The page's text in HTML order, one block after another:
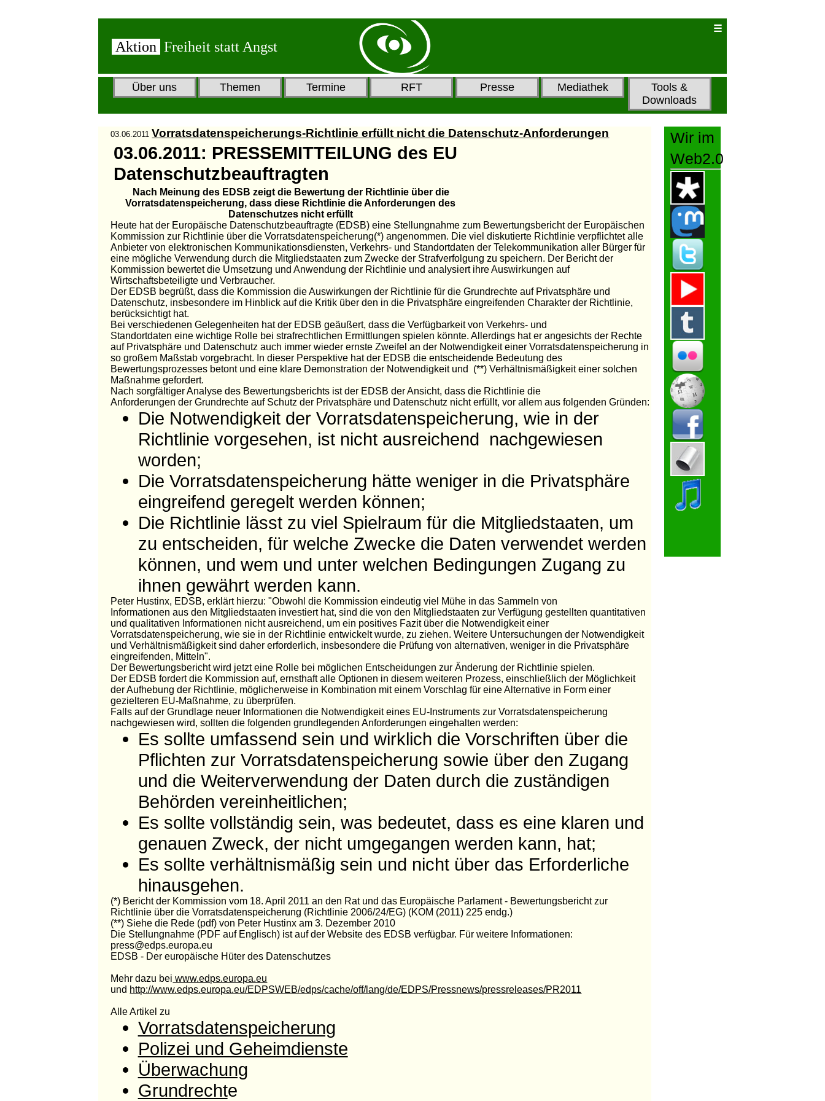
Aktion Freiheit statt Angst
Über uns Themen Termine RFT Presse Mediathek
Tools &
Downloads
03.06.2011 Vorratsdatenspeicherungs-Richtlinie erfüllt nicht die Datenschutz-Anforderungen
03.06.2011: PRESSEMITTEILUNG des EU
Datenschutzbeauftragten
Nach Meinung des EDSB zeigt die Bewertung der Richtlinie über die
Vorratsdatenspeicherung, dass diese Richtlinie die Anforderungen des
Datenschutzes nicht erfüllt
Heute hat der Europäische Datenschutzbeauftragte (EDSB) eine Stellungnahme zum Bewertungsbericht der Europäischen
Kommission zur Richtlinie über die Vorratsdatenspeicherung(*) angenommen. Die viel diskutierte Richtlinie verpflichtet alle
Anbieter von elektronischen Kommunikationsdiensten, Verkehrs- und Standortdaten der Telekommunikation aller Bürger für
eine mögliche Verwendung durch die Mitgliedstaaten zum Zwecke der Strafverfolgung zu speichern. Der Bericht der
Kommission bewertet die Umsetzung und Anwendung der Richtlinie und analysiert ihre Auswirkungen auf
Wirtschaftsbeteiligte und Verbraucher.
Der EDSB begrüßt, dass die Kommission die Auswirkungen der Richtlinie für die Grundrechte auf Privatsphäre und
Datenschutz, insbesondere im Hinblick auf die Kritik über den in die Privatsphäre eingreifenden Charakter der Richtlinie,
berücksichtigt hat.
Bei verschiedenen Gelegenheiten hat der EDSB geäußert, dass die Verfügbarkeit von Verkehrs- und
Standortdaten eine wichtige Rolle bei strafrechtlichen Ermittlungen spielen könnte. Allerdings hat er angesichts der Rechte
auf Privatsphäre und Datenschutz auch immer wieder ernste Zweifel an der Notwendigkeit einer Vorratsdatenspeicherung in
so großem Maßstab vorgebracht. In dieser Perspektive hat der EDSB die entscheidende Bedeutung des
Bewertungsprozesses betont und eine klare Demonstration der Notwendigkeit und (**) Verhältnismäßigkeit einer solchen
Maßnahme gefordert.
Nach sorgfältiger Analyse des Bewertungsberichts ist der EDSB der Ansicht, dass die Richtlinie die
Anforderungen der Grundrechte auf Schutz der Privatsphäre und Datenschutz nicht erfüllt, vor allem aus folgenden Gründen:
Die Notwendigkeit der Vorratsdatenspeicherung, wie in der
Richtlinie vorgesehen, ist nicht ausreichend nachgewiesen
worden;
Die Vorratsdatenspeicherung hätte weniger in die Privatsphäre
eingreifend geregelt werden können;
Die Richtlinie lässt zu viel Spielraum für die Mitgliedstaaten, um
zu entscheiden, für welche Zwecke die Daten verwendet werden
können, und wem und unter welchen Bedingungen Zugang zu
ihnen gewährt werden kann.
Peter Hustinx, EDSB, erklärt hierzu: "Obwohl die Kommission eindeutig viel Mühe in das Sammeln von
Informationen aus den Mitgliedstaaten investiert hat, sind die von den Mitgliedstaaten zur Verfügung gestellten quantitativen
und qualitativen Informationen nicht ausreichend, um ein positives Fazit über die Notwendigkeit einer
Vorratsdatenspeicherung, wie sie in der Richtlinie entwickelt wurde, zu ziehen. Weitere Untersuchungen der Notwendigkeit
und Verhältnismäßigkeit sind daher erforderlich, insbesondere die Prüfung von alternativen, weniger in die Privatsphäre
eingreifenden, Mitteln".
Der Bewertungsbericht wird jetzt eine Rolle bei möglichen Entscheidungen zur Änderung der Richtlinie spielen.
Der EDSB fordert die Kommission auf, ernsthaft alle Optionen in diesem weiteren Prozess, einschließlich der Möglichkeit
der Aufhebung der Richtlinie, möglicherweise in Kombination mit einem Vorschlag für eine Alternative in Form einer
gezielteren EU-Maßnahme, zu überprüfen.
Falls auf der Grundlage neuer Informationen die Notwendigkeit eines EU-Instruments zur Vorratsdatenspeicherung
nachgewiesen wird, sollten die folgenden grundlegenden Anforderungen eingehalten werden:
Es sollte umfassend sein und wirklich die Vorschriften über die
Pflichten zur Vorratsdatenspeicherung sowie über den Zugang
und die Weiterverwendung der Daten durch die zuständigen
Behörden vereinheitlichen;
Es sollte vollständig sein, was bedeutet, dass es eine klaren und
genauen Zweck, der nicht umgegangen werden kann, hat;
Es sollte verhältnismäßig sein und nicht über das Erforderliche
hinausgehen.
(*) Bericht der Kommission vom 18. April 2011 an den Rat und das Europäische Parlament - Bewertungsbericht zur
Richtlinie über die Vorratsdatenspeicherung (Richtlinie 2006/24/EG) (KOM (2011) 225 endg.)
(**) Siehe die Rede (pdf) von Peter Hustinx am 3. Dezember 2010
Die Stellungnahme (PDF auf Englisch) ist auf der Website des EDSB verfügbar. Für weitere Informationen:
press@edps.europa.eu
EDSB - Der europäische Hüter des Datenschutzes
Mehr dazu bei www.edps.europa.eu
und http://www.edps.europa.eu/EDPSWEB/edps/cache/off/lang/de/EDPS/Pressnews/pressreleases/PR2011
Alle Artikel zu
Vorratsdatenspeicherung
Polizei und Geheimdienste
Überwachung
Grundrechte
Wir im
Web2.0